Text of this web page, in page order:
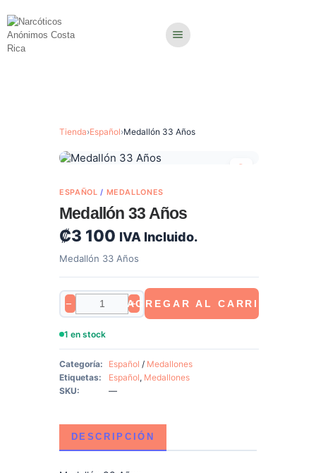
Tienda›Español›Medallón 33 Años
ESPAÑOL / MEDALLONES
Medallón 33 Años
₡3 100 IVA Incluido.
Medallón 33 Años
− +
AGREGAR AL CARRITO
1 en stock
Categoría: Español / Medallones
Etiquetas:
Español, Medallones
SKU:
—
DESCRIPCIÓN